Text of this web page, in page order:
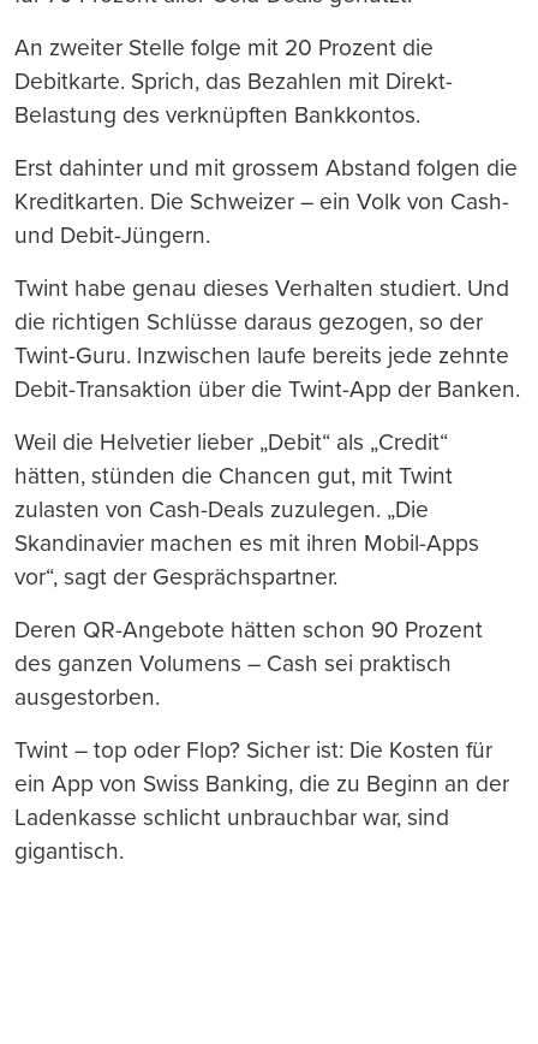
An zweiter Stelle folge mit 20 Prozent die
Debitkarte. Sprich, das Bezahlen mit Direkt-
Belastung des verknüpften Bankkontos.
Erst dahinter und mit grossem Abstand folgen die
Kreditkarten. Die Schweizer – ein Volk von Cash-
und Debit-Jüngern.
Twint habe genau dieses Verhalten studiert. Und
die richtigen Schlüsse daraus gezogen, so der
Twint-Guru. Inzwischen laufe bereits jede zehnte
Debit-Transaktion über die Twint-App der Banken.
Weil die Helvetier lieber „Debit“ als „Credit“
hätten, stünden die Chancen gut, mit Twint
zulasten von Cash-Deals zuzulegen. „Die
Skandinavier machen es mit ihren Mobil-Apps
vor“, sagt der Gesprächspartner.
Deren QR-Angebote hätten schon 90 Prozent
des ganzen Volumens – Cash sei praktisch
ausgestorben.
Twint – top oder Flop? Sicher ist: Die Kosten für
ein App von Swiss Banking, die zu Beginn an der
Ladenkasse schlicht unbrauchbar war, sind
gigantisch.